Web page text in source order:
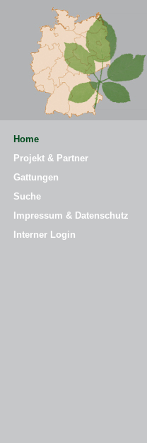
Home
Projekt & Partner
Gattungen
Suche
Impressum & Datenschutz
Interner Login